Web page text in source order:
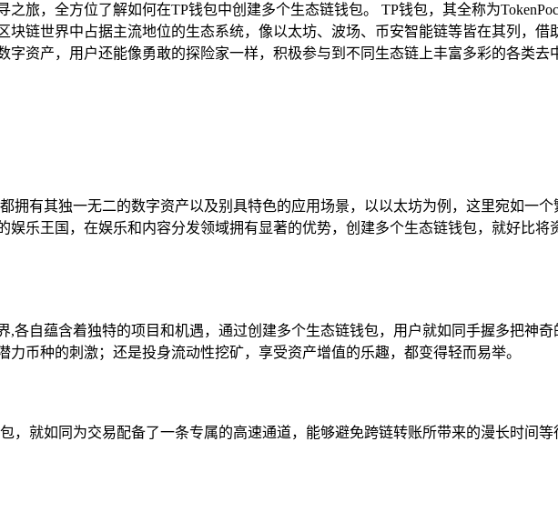
旅，全方位了解如何在TP钱包中创建多个生态链钱包。 TP钱包，其全称为
链世界中占据主流地位的生态系统，像以太坊、波场、币安智能链等皆在其列，
资产，用户还能像勇敢的探险家一样，积极参与到不同生态链上丰富多彩的各类
拥有其独一无二的数字资产以及别具特色的应用场景，以以太坊为例，这里宛如一
娱乐王国，在娱乐和内容分发领域拥有显著的优势，创建多个生态链钱包，就好比
各自蕴含着独特的项目和机遇，通过创建多个生态链钱包，用户就如同手握多把神
币种的刺激；还是投身流动性挖矿，享受资产增值的乐趣，都变得轻而易举。
，就如同为交易配备了一条专属的高速通道，能够避免跨链转账所带来的漫长时间